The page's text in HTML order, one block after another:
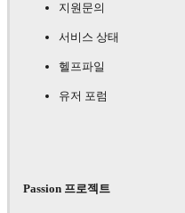
지원문의
서비스 상태
헬프파일
유저 포럼
Passion 프로젝트